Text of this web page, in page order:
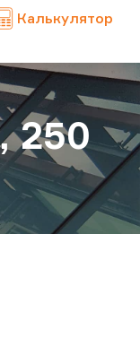
Калькулятор
250